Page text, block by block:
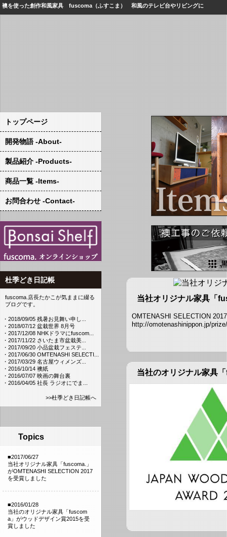
襖を使った創作和風家具 fuscoma（ふすこま） 和風のテレビ台やリビングに
トップページ
開発物語 -About-
製品紹介 -Products-
商品一覧 -Items-
お問合わせ -Contact-
杜季どき日記帳
fuscoma.店長たかこが気ままに綴る
ブログです。
・2018/09/05 残暑お見舞い申し...
・2018/07/12 盆栽世界 8月号
・2017/12/08 NHKドラマにfuscom...
・2017/11/22 さいたま市盆栽美...
・2017/09/20 小品盆栽フェステ...
・2017/06/30 OMTENASHI SELECTI...
・2017/03/29 名古屋ウィメンズ...
・2016/10/14 襖紙
・2016/07/07 映画の舞台裏
・2016/04/05 社長 ラジオにでま...
>>杜季どき日記帳へ
Topics
■2017/06/27
当社オリジナル家具「fuscoma.」
がOMTENASHI SELECTION 2017
を受賞しました
■2016/01/28
当社のオリジナル家具「fuscom
a」がウッドデザイン賞2015を受
賞しました
当社オリジナル家具「
OMTENASHI SELECTION
http://omotenashinippon.jp/
当社のオリジナル家具